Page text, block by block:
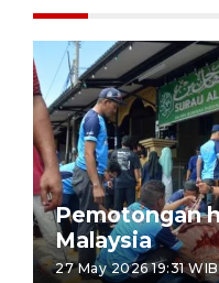
Pemotongan
Malaysia
27 May 2026 19:31 WIB